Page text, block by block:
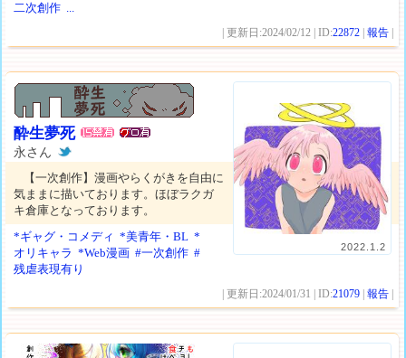
二次創作 ...
| 更新日:2024/02/12 | ID:22872 |報告
2022.1.2
酔生夢死
永さん
【一次創作】漫画やらくがきを自由に
気ままに描いております。ほぼラクガ
キ倉庫となっております。
*ギャグ・コメディ *美青年・BL *
オリキャラ *Web漫画 #一次創作 #
残虐表現有り
| 更新日:2024/01/31 | ID:21079 |報告